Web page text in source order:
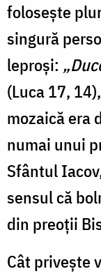
folosește
singură
leproși:
(Luca 17,
mozaică era
numai unui
Sfântul
sensul că
din preoții
Cât privește